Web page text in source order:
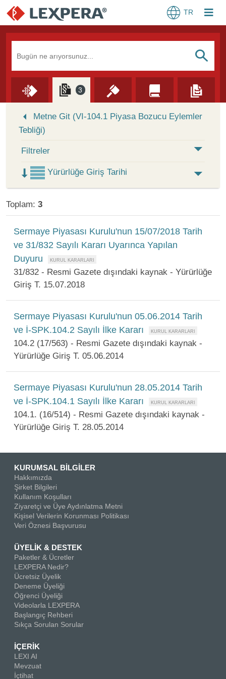
TR
S
3
Metne Git (VI-104.1 Piyasa Bozucu Eylemler
Tebliği)
Filtreler
Yürürlüğe Giriş Tarihi
Toplam: 3
Sermaye Piyasası Kurulu'nun 15/07/2018 Tarih
ve 31/832 Sayılı Kararı Uyarınca Yapılan
Duyuru
31/832 - Resmi Gazete dışındaki kaynak - Yürürlüğe
Giriş T. 15.07.2018
Sermaye Piyasası Kurulu'nun 05.06.2014 Tarih
ve İ-SPK.104.2 Sayılı İlke Kararı
104.2 (17/563) - Resmi Gazete dışındaki kaynak -
Yürürlüğe Giriş T. 05.06.2014
Sermaye Piyasası Kurulu'nun 28.05.2014 Tarih
ve İ-SPK.104.1 Sayılı İlke Kararı
104.1. (16/514) - Resmi Gazete dışındaki kaynak -
Yürürlüğe Giriş T. 28.05.2014
KURUMSAL BİLGİLER
Hakkımızda
Şirket Bilgileri
Kullanım Koşulları
Ziyaretçi ve Üye Aydınlatma Metni
Kişisel Verilerin Korunması Politikası
Veri Öznesi Başvurusu
ÜYELİK & DESTEK
Paketler & Ücretler
LEXPERA Nedir?
Ücretsiz Üyelik
Deneme Üyeliği
Öğrenci Üyeliği
Videolarla LEXPERA
Başlangıç Rehberi
Sıkça Sorulan Sorular
İÇERİK
LEXI AI
Mevzuat
İçtihat